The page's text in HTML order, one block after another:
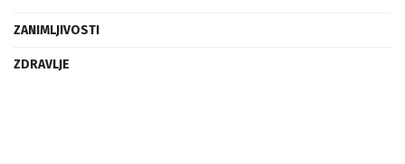
ZANIMLJIVOSTI
ZDRAVLJE